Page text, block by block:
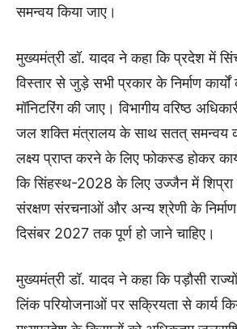
समन्वय किया जाए।
मुख्यमंत्री डॉ. यादव ने कहा कि प्रदेश में
विस्तार से जुड़े सभी प्रकार के निर्माण
मॉनिटरिंग की जाए। विभागीय वरिष्ठ
जल शक्ति मंत्रालय के साथ सतत्
लक्ष्य प्राप्त करने के लिए फोकस्ड होकर
कि सिंहस्थ-2028 के लिए उज्जैन में शिप्रा
संरक्षण संरचनाओं और अन्य श्रेणी के निर्माण
दिसंबर 2027 तक पूर्ण हो जाने चाहिए।
मुख्यमंत्री डॉ. यादव ने कहा कि पड़ौसी
लिंक परियोजनाओं पर सक्रियता से कार्य